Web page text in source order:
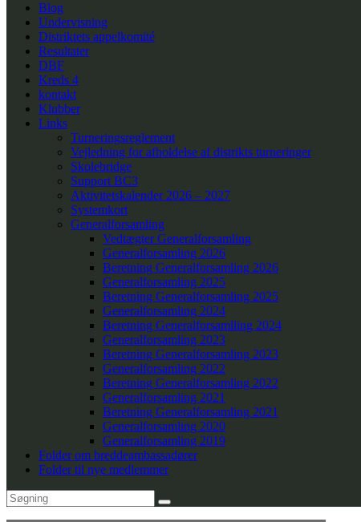
Blog
Undervisning
Distriktets appelkomité
Resultater
DBF
Kreds 4
kontakt
Klubber
Links
Turneringsreglement
Vejledning for afholdelse af distrikts turneringer
Skolebridge
Support BC3
Aktivitetskalender 2026 – 2027
Systemkort
Generalforsamling
Vedtægter Generalforsamling
Generalforsamling 2026
Beretning Generalforsamling 2026
Generalforsamling 2025
Beretning Generalforsamling 2025
Generalforsamling 2024
Beretning Generalforsamlling 2024
Generalforsamling 2023
Beretning Generalforsamling 2023
Generalforsamling 2022
Beretning Generalforsamling 2022
Generalforsamling 2021
Beretning Generalforsamling 2021
Generalforsamling 2020
Generalforsamling 2019
Folder om breddeambassadører
Folder til nye medlemmer